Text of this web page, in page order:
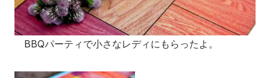
BBQパーティで小さなレディにもらったよ。